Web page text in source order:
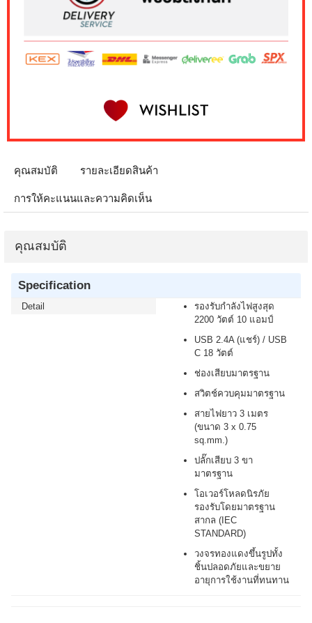
คุณสมบัติ รายละเอียดสินค้า
การให้คะแนนและความคิดเห็น
คุณสมบัติ
Specification
Detail
รองรับกำลังไฟสูงสุด
2200 วัตต์ 10 แอมป์
USB 2.4A (แชร์) / USB
C 18 วัตต์
ช่องเสียบมาตรฐาน
สวิตช์ควบคุมมาตรฐาน
สายไฟยาว 3 เมตร
(ขนาด 3 x 0.75
sq.mm.)
ปลั๊กเสียบ 3 ขา
มาตรฐาน
โอเวอร์โหลดนิรภัย
รองรับโดยมาตรฐาน
สากล (IEC
STANDARD)
วงจรทองแดงขึ้นรูปทั้ง
ชิ้นปลอดภัยและขยาย
อายุการใช้งานที่ทนทาน